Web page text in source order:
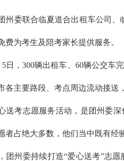
州委联合临夏道合出租车公司、
费为考生及陪考家长提供服务。
5日，300辆出租车、60辆公交车
各主要路段、考点周边流动接送
送考志愿服务活动，是团州委
者占绝大多数，他们当中既有经
团州委持续打造“爱心送考”志